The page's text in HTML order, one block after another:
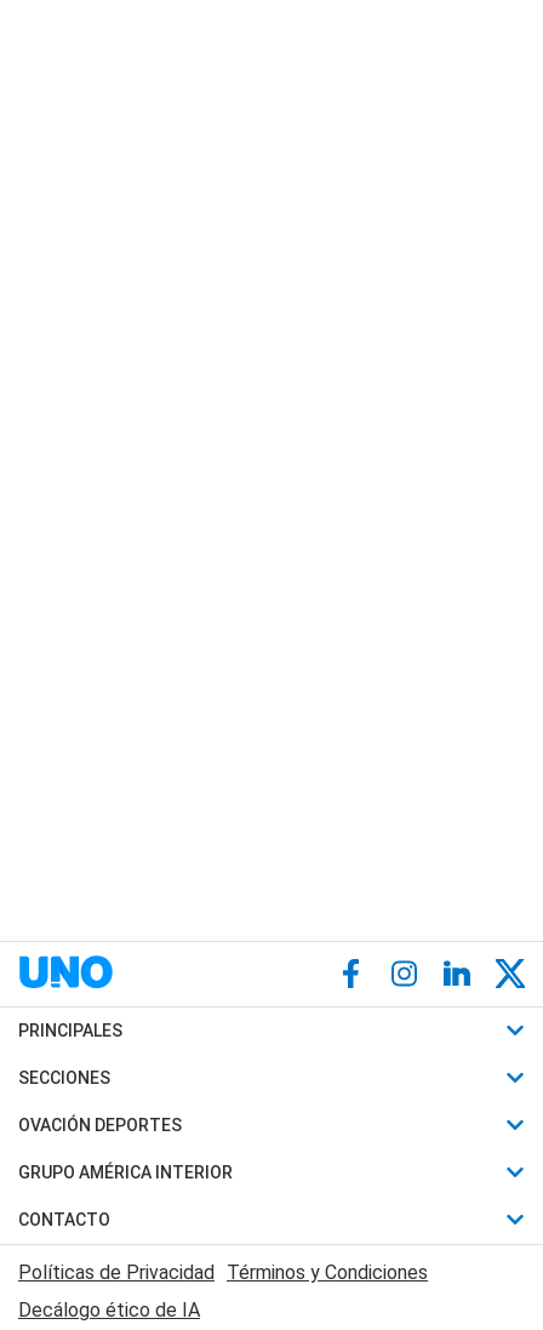
PRINCIPALES
Últimas Noticias
Política
Judiciales
Economia
SECCIONES
Horóscopo
Motores
Trucos caseros
Series y Películas
Edictos y Solicitadas
OVACIÓN DEPORTES
Fútbol
Mundial
Automovilismo
Rugby
Tenis
GRUPO AMÉRICA INTERIOR
Canal 7 en Vivo
CONTACTO
Acerca de Nosotros
Contactanos
Políticas de Privacidad Términos y Condiciones
Decálogo ético de IA